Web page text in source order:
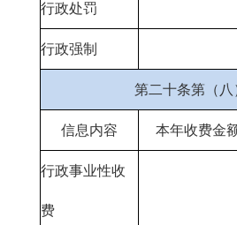
行政处罚
行政强制
第二十条第（八
信息内容 本年收费金
行政事业性收
费